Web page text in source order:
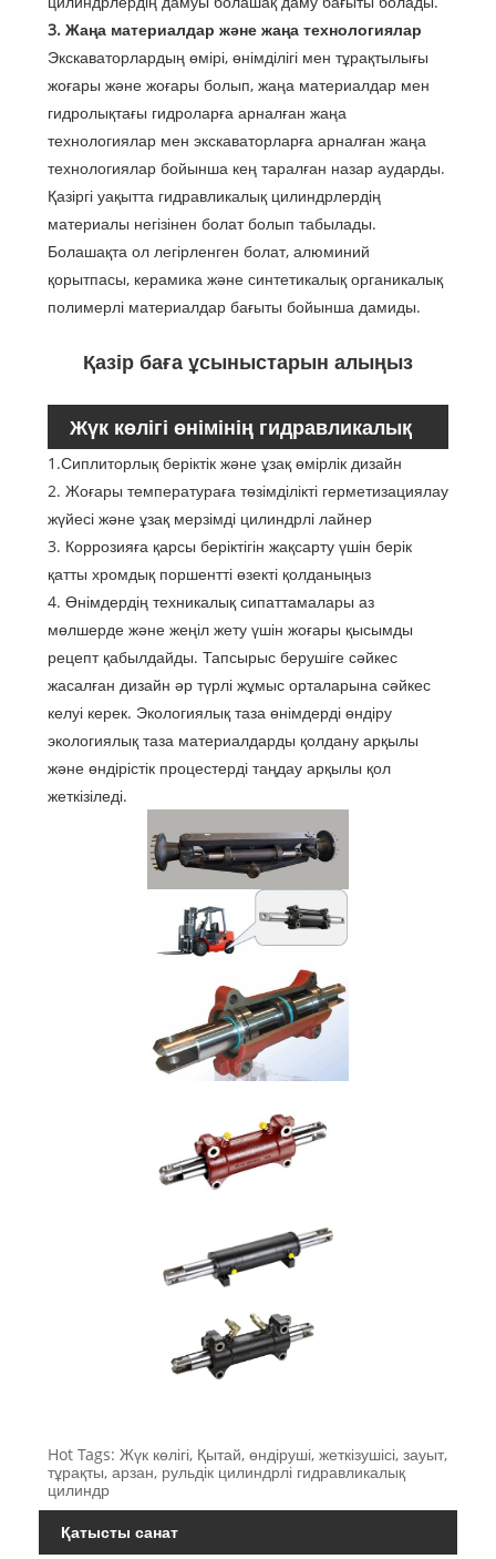
3. Жаңа материалдар және жаңа технологиялар
Экскаваторлардың өмірі, өнімділігі мен тұрақтылығы
жоғары және жоғары болып, жаңа материалдар мен
гидролықтағы гидроларға арналған жаңа
технологиялар мен экскаваторларға арналған жаңа
технологиялар бойынша кең таралған назар аударды.
Қазіргі уақытта гидравликалық цилиндрлердің
материалы негізінен болат болып табылады.
Болашақта ол легірленген болат, алюминий
қорытпасы, керамика және синтетикалық органикалық
полимерлі материалдар бағыты бойынша дамиды.
Қазір баға ұсыныстарын алыңыз
Жүк көлігі өнімінің гидравликалық
цилиндрі:
1.Сиплиторлық беріктік және ұзақ өмірлік дизайн
2. Жоғары температураға төзімділікті герметизациялау
жүйесі және ұзақ мерзімді цилиндрлі лайнер
3. Коррозияға қарсы беріктігін жақсарту үшін берік
қатты хромдық поршентті өзекті қолданыңыз
4. Өнімдердің техникалық сипаттамалары аз
мөлшерде және жеңіл жету үшін жоғары қысымды
рецепт қабылдайды. Тапсырыс берушіге сәйкес
жасалған дизайн әр түрлі жұмыс орталарына сәйкес
келуі керек. Экологиялық таза өнімдерді өндіру
экологиялық таза материалдарды қолдану арқылы
және өндірістік процестерді таңдау арқылы қол
жеткізіледі.
Hot Tags: Жүк көлігі, Қытай, өндіруші, жеткізушісі, зауыт,
тұрақты, арзан, рульдік цилиндрлі гидравликалық
цилиндр
Қатысты санат